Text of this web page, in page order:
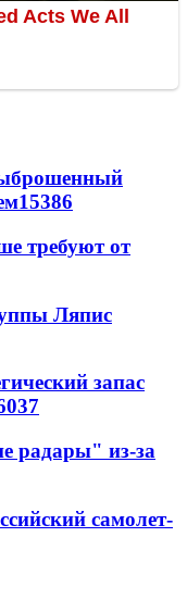
15386
требуют от
Ляпис
запас
радары" из-за
самолет-